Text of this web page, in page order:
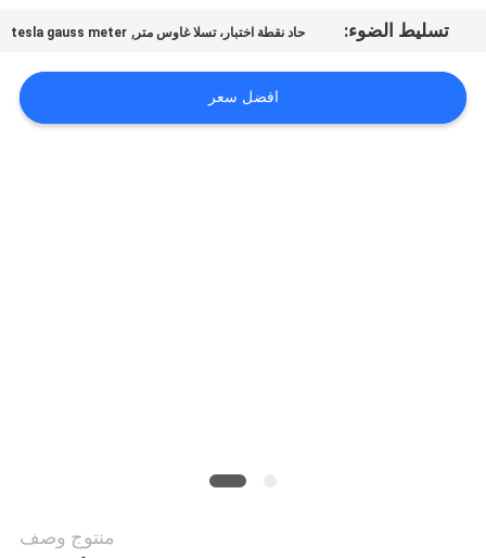
أخبار
اطلب
اقتباس
تسليط الضوء: حاد نقطة اختبار، تسلا غاوس متر ,
tesla gauss meter
افضل سعر
منتوج وصف